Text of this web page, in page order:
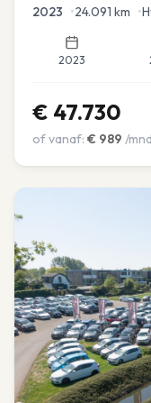
2023 •24.091 km •
2023
€ 47.730
of vanaf: € 989 /mnd